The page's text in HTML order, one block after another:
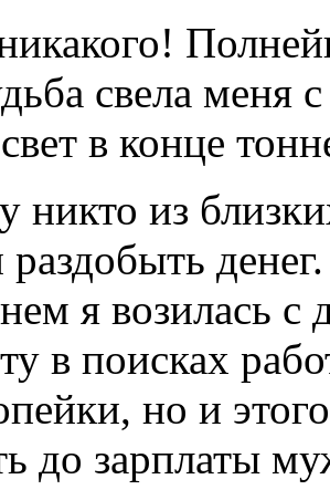
свела
в конце
никто из
я возилась с
в поисках
но и
до зарплаты